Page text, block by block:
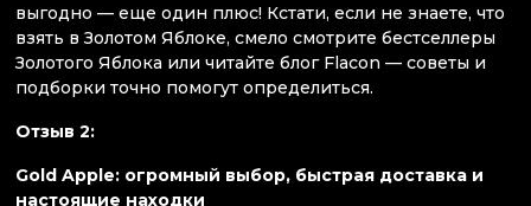
выгодно — еще один плюс! Кстати, если не знаете, что
взять в Золотом Яблоке, смело смотрите бестселлеры
Золотого Яблока или читайте блог Flacon — советы и
подборки точно помогут определиться.
Отзыв 2:
Gold Apple: огромный выбор, быстрая доставка и
настоящие находки